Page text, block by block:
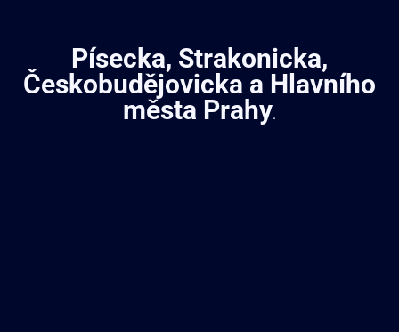
Písecka, Strakonicka,
Českobudějovicka a Hlavního
města Prahy.